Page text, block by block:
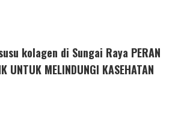
kolagen di Sungai Raya PERAN
UNTUK MELINDUNGI KASEHATAN